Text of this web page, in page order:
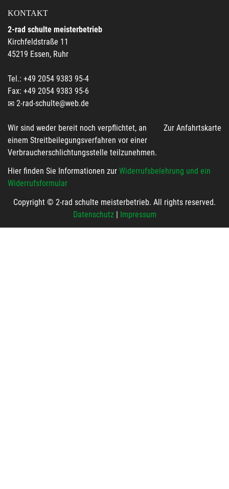
KONTAKT
2-rad schulte meisterbetrieb
Kirchfeldstraße 11
45219 Essen, Ruhr
Tel.: +49 2054 9383 95-4
Fax: +49 2054 9383 95-6
2-rad-schulte@web.de
Zur Anfahrtskarte
Wir sind weder bereit noch verpflichtet, an
einem Streitbeilegungsverfahren vor einer
Verbraucherschlichtungsstelle teilzunehmen.
Hier finden Sie Informationen zur Widerrufsbelehrung und ein
Widerrufsformular
Copyright © 2-rad schulte meisterbetrieb. All rights reserved.
Datenschutz| Impressum